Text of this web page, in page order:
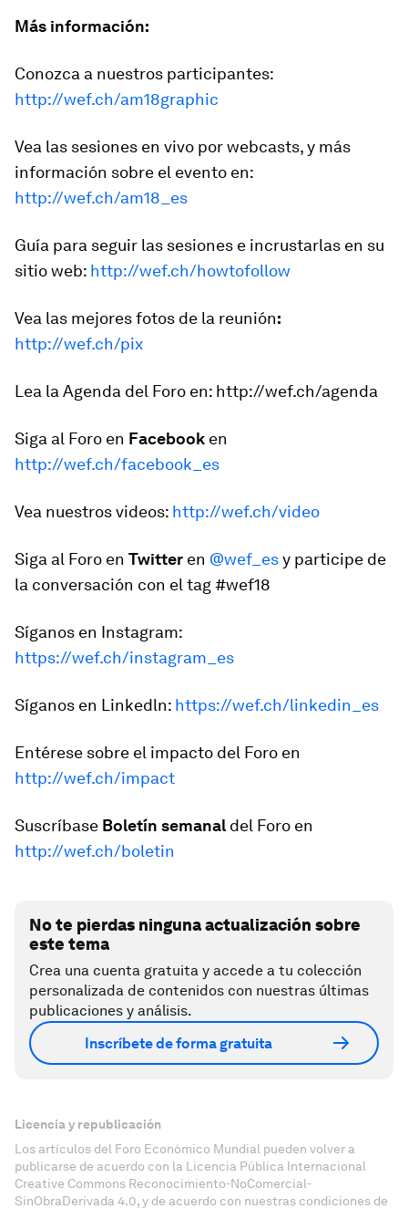
Más información:
Conozca a nuestros participantes:
http://wef.ch/am18graphic
Vea las sesiones en vivo por webcasts, y más
información sobre el evento en:
http://wef.ch/am18_es
Guía para seguir las sesiones e incrustarlas en su
sitio web: http://wef.ch/howtofollow
Vea las mejores fotos de la reunión:
http://wef.ch/pix
Lea la Agenda del Foro en: http://wef.ch/agenda
Siga al Foro en Facebook en
http://wef.ch/facebook_es
Vea nuestros videos: http://wef.ch/video
Siga al Foro en Twitter en @wef_esy participe de
la conversación con el tag #wef18
Síganos en Instagram:
https://wef.ch/instagram_es
Síganos en Linkedln: https://wef.ch/linkedin_es
Entérese sobre el impacto del Foro en
http://wef.ch/impact
Suscríbase Boletín semanal del Foro en
http://wef.ch/boletin
No te pierdas ninguna actualización sobre
este tema
Crea una cuenta gratuita y accede a tu colección
personalizada de contenidos con nuestras últimas
publicaciones y análisis.
Inscríbete de forma gratuita
Licencia y republicación
Los artículos del Foro Económico Mundial pueden volver a
publicarse de acuerdo con la Licencia Pública Internacional
Creative Commons Reconocimiento-NoComercial-
SinObraDerivada 4.0, y de acuerdo con nuestras condiciones de